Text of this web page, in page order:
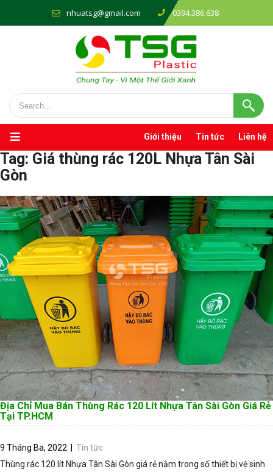
nhuatsg@gmail.com 0394.386.638
Giới thiệu Tin tức Liên hệ
Tag: Giá thùng rác 120L Nhựa Tân Sài
Gòn
Địa Chỉ Mua Bán Thùng Rác 120 Lít Nhựa Tân Sài Gòn Giá Rẻ
Tại TP.HCM
9 Tháng Ba, 2022
Tin tức
Thùng rác 120 lít Nhựa Tân Sài Gòn giá rẻ nằm trong số thiết bị vệ sinh